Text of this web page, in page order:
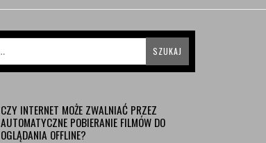
CZY INTERNET MOŻE ZWALNIAĆ PRZEZ
AUTOMATYCZNE POBIERANIE FILMÓW DO
OGLĄDANIA OFFLINE?